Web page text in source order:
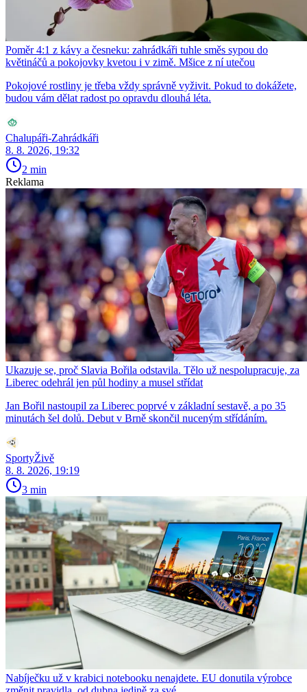
Poměr 4:1 z kávy a česneku: zahrádkáři tuhle směs sypou do
květináčů a pokojovky kvetou i v zimě. Mšice z ní utečou
Pokojové rostliny je třeba vždy správně vyživit. Pokud to dokážete,
budou vám dělat radost po opravdu dlouhá léta.
Chalupáři-Zahrádkáři
8. 8. 2026, 19:32
2 min
Reklama
Ukazuje se, proč Slavia Bořila odstavila. Tělo už nespolupracuje, za
Liberec odehrál jen půl hodiny a musel střídat
Jan Bořil nastoupil za Liberec poprvé v základní sestavě, a po 35
minutách šel dolů. Debut v Brně skončil nuceným střídáním.
SportyŽivě
8. 8. 2026, 19:19
3 min
Nabíječku už v krabici notebooku nenajdete. EU donutila výrobce